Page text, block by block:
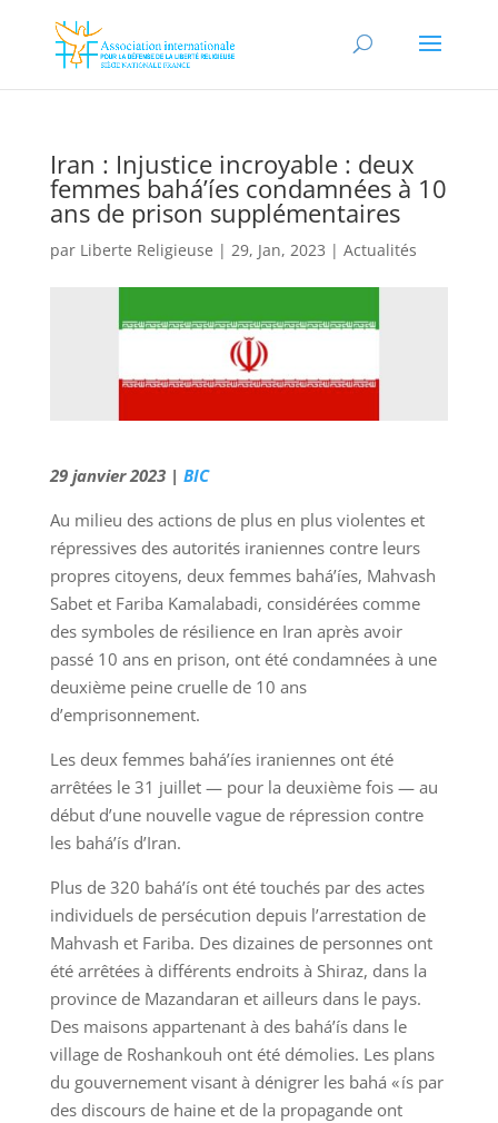
Iran : Injustice incroyable : deux
femmes bahá’íes condamnées à 10
ans de prison supplémentaires
par Liberte Religieuse | 29, Jan, 2023 | Actualités
29 janvier 2023 | BIC
Au milieu des actions de plus en plus violentes et
répressives des autorités iraniennes contre leurs
propres citoyens, deux femmes bahá’íes, Mahvash
Sabet et Fariba Kamalabadi, considérées comme
des symboles de résilience en Iran après avoir
passé 10 ans en prison, ont été condamnées à une
deuxième peine cruelle de 10 ans
d’emprisonnement.
Les deux femmes bahá’íes iraniennes ont été
arrêtées le 31 juillet — pour la deuxième fois — au
début d’une nouvelle vague de répression contre
les bahá’ís d’Iran.
Plus de 320 bahá’ís ont été touchés par des actes
individuels de persécution depuis l’arrestation de
Mahvash et Fariba. Des dizaines de personnes ont
été arrêtées à différents endroits à Shiraz, dans la
province de Mazandaran et ailleurs dans le pays.
Des maisons appartenant à des bahá’ís dans le
village de Roshankouh ont été démolies. Les plans
du gouvernement visant à dénigrer les bahá « ís par
des discours de haine et de la propagande ont